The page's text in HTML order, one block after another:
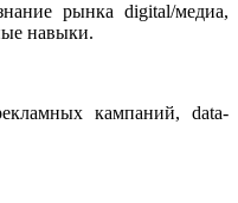
рынка digital/медиа,
навыки.
кампаний, data-